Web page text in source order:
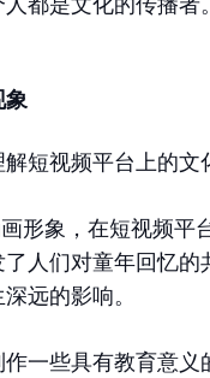
象
短视频平台上的文
形象，在短视频平
人们对童年回忆
远的影响。
一些具有教育意